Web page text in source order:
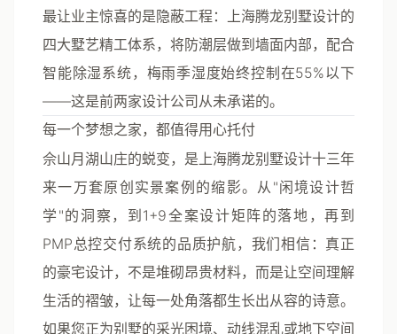
最让业主惊喜的是隐蔽工程 ：上海腾龙别墅设计的
四大墅艺精工体系，将防潮层做到墙面内部，配合
智能除湿系统，梅雨季湿度始终控制在55%以下
——这是前两家设计公司从未承诺的。
每一个梦想之家，都值得用心托付
佘山月湖山庄的蜕变，是上海腾龙别墅设计十三年
来一万套原创实景案例的缩影。从"闲境设计哲
学"的洞察，到1+9全案设计矩阵的落地，再到
PMP总控交付系统的品质护航，我们相信：真正
的豪宅设计，不是堆砌昂贵材料，而是让空间理解
生活的褶皱，让每一处角落都生长出从容的诗意。
如果您正为别墅的采光困境、动线混乱或地下空间